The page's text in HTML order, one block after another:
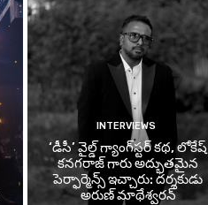
INTERVIEWS
‘డీసీ’ వైల్డ్ గ్యాంగ్‌స్టర్ కథ, లోకేష్
కనగరాజ్ గారు అద్భుతమైన
పెర్ఫార్మెన్స్ ఇచ్చారు: దర్శకుడు
అరుణ్ మాథేశ్వరన్